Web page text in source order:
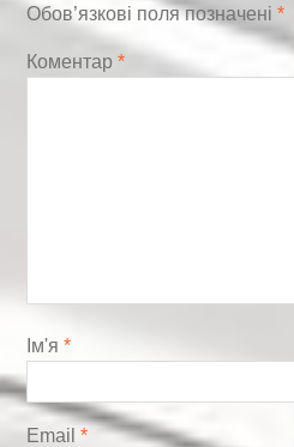
Обов’язкові поля позначені *
Коментар *
Ім'я *
Email *